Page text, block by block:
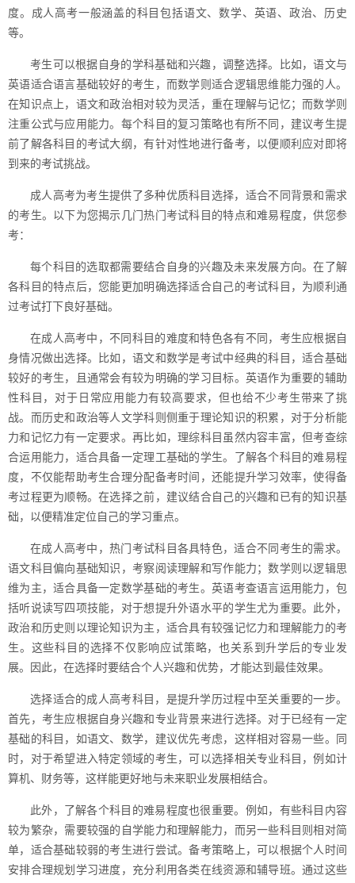
度。成人高考一般涵盖的科目包括语文、数学、英语、政治、历史
等。
考生可以根据自身的学科基础和兴趣，调整选择。比如，语文与
英语适合语言基础较好的考生，而数学则适合逻辑思维能力强的人。
在知识点上，语文和政治相对较为灵活，重在理解与记忆；而数学则
注重公式与应用能力。每个科目的复习策略也有所不同，建议考生提
前了解各科目的考试大纲，有针对性地进行备考，以便顺利应对即将
到来的考试挑战。
成人高考为考生提供了多种优质科目选择，适合不同背景和需求
的考生。以下为您揭示几门热门考试科目的特点和难易程度，供您参
考：
每个科目的选取都需要结合自身的兴趣及未来发展方向。在了解
各科目的特点后，您能更加明确选择适合自己的考试科目，为顺利通
过考试打下良好基础。
在成人高考中，不同科目的难度和特色各有不同，考生应根据自
身情况做出选择。比如，语文和数学是考试中经典的科目，适合基础
较好的考生，且通常会有较为明确的学习目标。英语作为重要的辅助
性科目，对于日常应用能力有较高要求，但也给不少考生带来了挑
战。而历史和政治等人文学科则侧重于理论知识的积累，对于分析能
力和记忆力有一定要求。再比如，理综科目虽然内容丰富，但考查综
合运用能力，适合具备一定理工基础的学生。了解各个科目的难易程
度，不仅能帮助考生合理分配备考时间，还能提升学习效率，使得备
考过程更为顺畅。在选择之前，建议结合自己的兴趣和已有的知识基
础，以便精准定位自己的学习重点。
在成人高考中，热门考试科目各具特色，适合不同考生的需求。
语文科目偏向基础知识，考察阅读理解和写作能力；数学则以逻辑思
维为主，适合具备一定数学基础的考生。英语考查语言运用能力，包
括听说读写四项技能，对于想提升外语水平的学生尤为重要。此外，
政治和历史则以理论知识为主，适合具有较强记忆力和理解能力的考
生。这些科目的选择不仅影响应试策略，也关系到升学后的专业发
展。因此，在选择时要结合个人兴趣和优势，才能达到最佳效果。
选择适合的成人高考科目，是提升学历过程中至关重要的一步。
首先，考生应根据自身兴趣和专业背景来进行选择。对于已经有一定
基础的科目，如语文、数学，建议优先考虑，这样相对容易一些。同
时，对于希望进入特定领域的考生，可以选择相关专业科目，例如计
算机、财务等，这样能更好地与未来职业发展相结合。
此外，了解各个科目的难易程度也很重要。例如，有些科目内容
较为繁杂，需要较强的自学能力和理解能力，而另一些科目则相对简
单，适合基础较弱的考生进行尝试。备考策略上，可以根据个人时间
安排合理规划学习进度，充分利用各类在线资源和辅导班。通过这些